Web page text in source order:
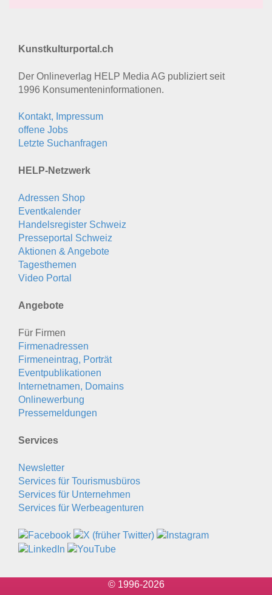
Kunstkulturportal.ch
Der Onlineverlag HELP Media AG publiziert seit
1996 Konsumenten­informationen.
Kontakt, Impressum
offene Jobs
Letzte Suchanfragen
HELP-Netzwerk
Adressen Shop
Eventkalender
Handelsregister Schweiz
Presseportal Schweiz
Aktionen & Angebote
Tagesthemen
Video Portal
Angebote
Für Firmen
Firmenadressen
Firmeneintrag, Porträt
Eventpublikationen
Internetnamen, Domains
Onlinewerbung
Pressemeldungen
Services
Newsletter
Services für Tourismusbüros
Services für Unternehmen
Services für Werbeagenturen
© 1996-2026